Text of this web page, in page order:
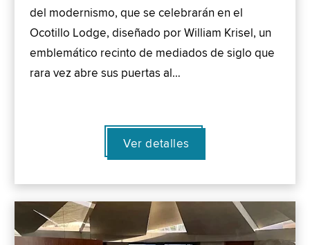
del modernismo, que se celebrarán en el
Ocotillo Lodge, diseñado por William Krisel, un
emblemático recinto de mediados de siglo que
rara vez abre sus puertas al…
Ver detalles